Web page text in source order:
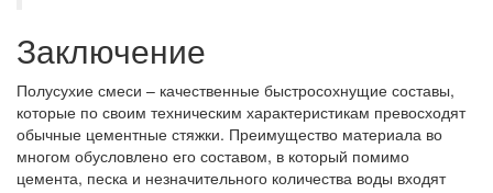
Заключение
Полусухие смеси – качественные быстросохнущие составы,
которые по своим техническим характеристикам превосходят
обычные цементные стяжки. Преимущество материала во
многом обусловлено его составом, в который помимо
цемента, песка и незначительного количества воды входят